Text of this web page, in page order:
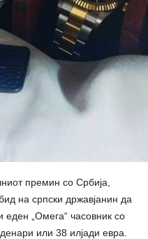
премин со Србија,
на српски државјанин да
еден „Омега“ часовник со
или 38 илјади евра.